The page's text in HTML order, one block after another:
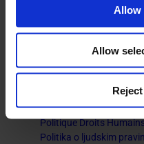
Allow
Allow
Politique Droits humains
Politique Droits
Politique Droits
Politique Droits
Politika o ljudskim